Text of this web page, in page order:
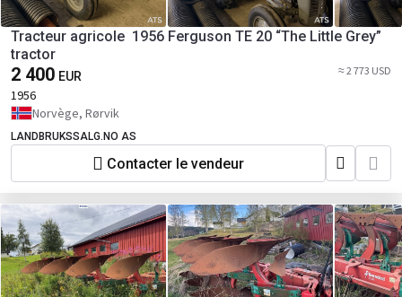
Tracteur agricole 1956 Ferguson TE 20 “The Little Grey”
tractor
2 400 EUR ≈ 2 773 USD
1956
Norvège, Rørvik
LANDBRUKSSALG.NO AS
Contacter le vendeur